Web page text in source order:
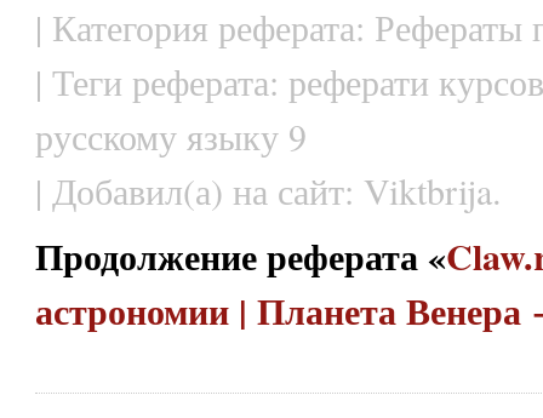
| Категория реферата: Рефераты
| Теги реферата: реферати
русскому языку 9
| Добавил(а) на сайт: Viktbrija.
Продолжение реферата «
астрономии | Планета